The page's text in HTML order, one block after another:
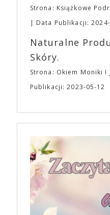
Strona: Książkowe
Data Publikacji:
Naturalne
Skóry.
Strona: Okiem Moniki I
Publikacji: 2023-05-12